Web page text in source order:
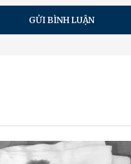
GỬI BÌNH LUẬN